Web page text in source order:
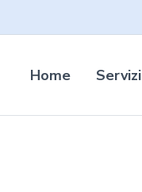
Home Servizi